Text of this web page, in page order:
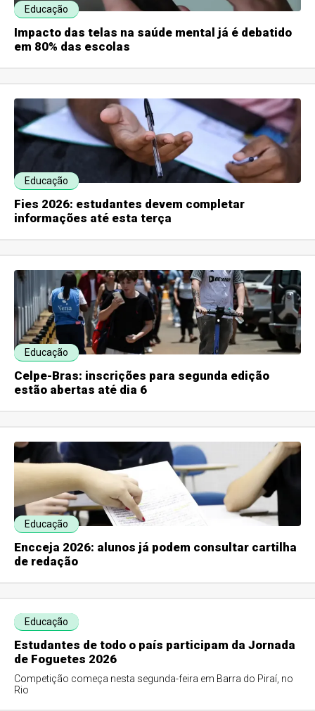
Educação
Impacto das telas na saúde mental já é debatido
em 80% das escolas
Educação
Fies 2026: estudantes devem completar
informações até esta terça
Educação
Celpe-Bras: inscrições para segunda edição
estão abertas até dia 6
Educação
Encceja 2026: alunos já podem consultar cartilha
de redação
Educação
Estudantes de todo o país participam da Jornada
de Foguetes 2026
Competição começa nesta segunda-feira em Barra do Piraí, no
Rio